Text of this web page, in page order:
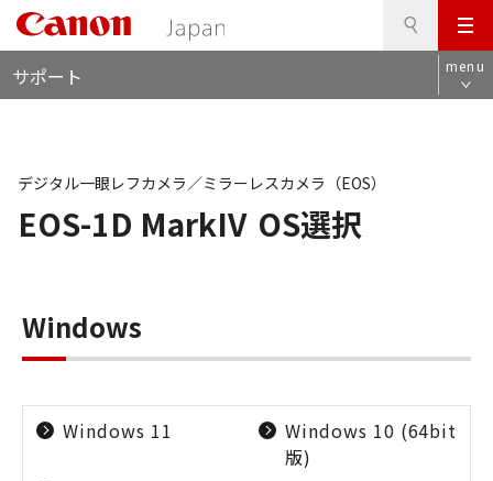
メ
ニ
ュ
サポート menu
EOS-1D MarkIV OS選択
デジタル一眼レフカメラ／ミラーレスカメラ（EOS）
Windows
Windows 11
Windows 10 (64bit
版)